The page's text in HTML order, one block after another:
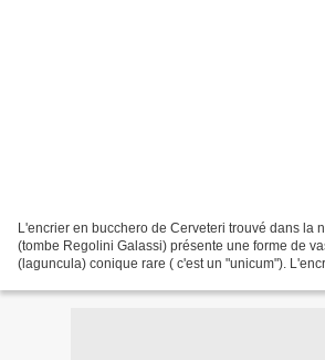
L'encrier en bucchero de Cerveteri trouvé dans la
(tombe Regolini Galassi) présente une forme de
(laguncula) conique rare ( c'est un "unicum").